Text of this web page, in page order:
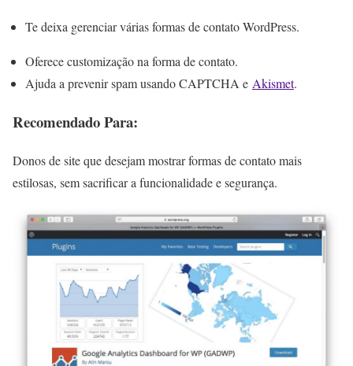
Te deixa gerenciar várias formas de contato WordPress.
Oferece customização na forma de contato.
Ajuda a prevenir spam usando CAPTCHA e Akismet.
Recomendado Para:
Donos de site que desejam mostrar formas de contato mais
estilosas, sem sacrificar a funcionalidade e segurança.